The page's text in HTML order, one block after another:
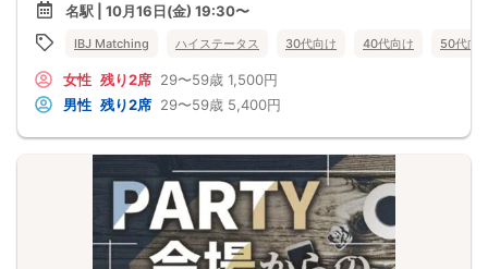
名駅 | 10月16日(金) 19:30〜
IBJ Matching ハイステータス 30代向け 40代向け 50代向
女性 残り2席 29〜59歳 1,500円
男性 残り2席 29〜59歳 5,400円